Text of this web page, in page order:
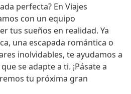
perfecta? En Viajes
con un equipo
tus sueños en realidad. Ya
una escapada romántica o
inolvidables, te ayudamos a
se adapte a ti. ¡Pásate a
tu próxima gran